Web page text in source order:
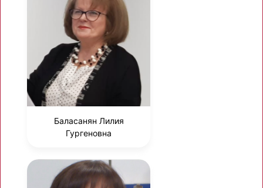
Баласанян Лилия
Гургеновна